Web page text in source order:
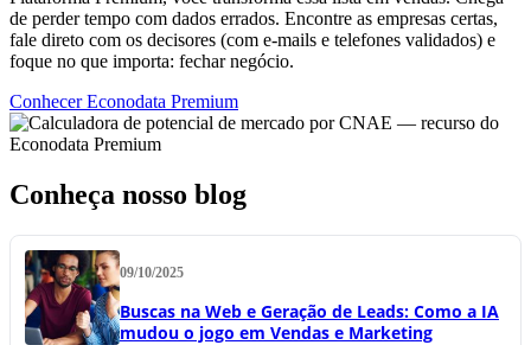
de perder tempo com dados errados. Encontre as empresas certas,
fale direto com os decisores (com e-mails e telefones validados) e
foque no que importa: fechar negócio.
Conhecer Econodata Premium
Conheça nosso blog
09/10/2025
Buscas na Web e Geração de Leads: Como a IA
mudou o jogo em Vendas e Marketing